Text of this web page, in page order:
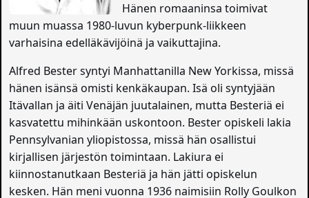
Hänen romaaninsa toimivat
muun muassa 1980-luvun kyberpunk-liikkeen
varhaisina edelläkävijöinä ja vaikuttajina.
Alfred Bester syntyi Manhattanilla New Yorkissa, missä
hänen isänsä omisti kenkäkaupan. Isä oli syntyjään
Itävallan ja äiti Venäjän juutalainen, mutta Besteriä ei
kasvatettu mihinkään uskontoon. Bester opiskeli lakia
Pennsylvanian yliopistossa, missä hän osallistui
kirjallisen järjestön toimintaan. Lakiura ei
kiinnostanutkaan Besteriä ja hän jätti opiskelun
kesken. Hän meni vuonna 1936 naimisiin Rolly Goulkon